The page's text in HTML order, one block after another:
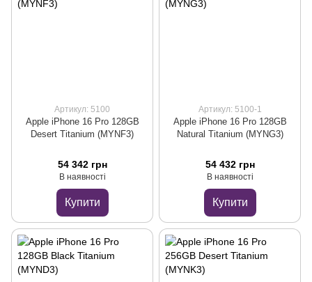
Артикул: 5100
Apple iPhone 16 Pro 128GB
Desert Titanium (MYNF3)
54 342 грн
В наявності
Купити
Артикул: 5100-1
Apple iPhone 16 Pro 128GB
Natural Titanium (MYNG3)
54 432 грн
В наявності
Купити